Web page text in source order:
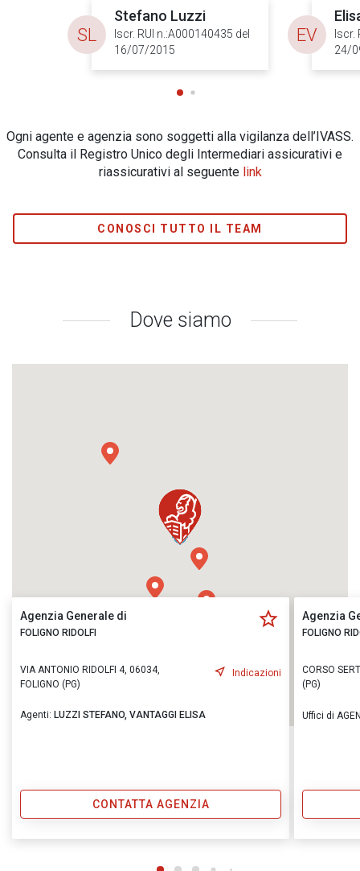
Stefano Luzzi
Iscr. RUI n.:A000140435 del
16/07/2015
SL
Iscr.
24/
EV
Ogni agente e agenzia sono soggetti alla vigilanza dell’IVASS.
Consulta il Registro Unico degli Intermediari assicurativi e
riassicurativi al seguente link
CONOSCI TUTTO IL TEAM
Dove siamo
Agenzia Generale di
FOLIGNO RIDOLFI
VIA ANTONIO RIDOLFI 4, 06034,
FOLIGNO (PG)
Indicazioni
Agenti: LUZZI STEFANO, VANTAGGI ELISA
CONTATTA AGENZIA
Agenzia
FOLIGNO
CORSO
(PG)
Uffici di